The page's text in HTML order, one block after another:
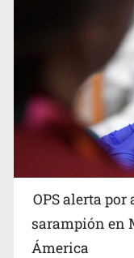
México rompe su
Centroamericanos
OPS alerta por
sarampión en
Ámerica